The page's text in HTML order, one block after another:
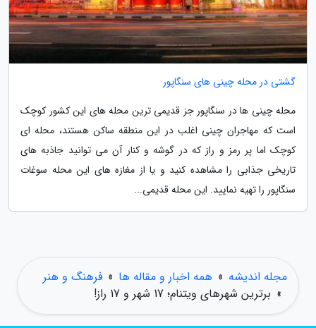
گشتی در محله چینی های سنگاپور
محله چینی ها در سنگاپور جز قدیمی ترین محله های این کشور کوچک
است که مهاجران چینی اغلب در این منطقه ساکن هستند، محله ای
کوچک اما پر رمز و راز که در گوشه و کنار آن می توانید جاذبه های
تاریخی جذابی را مشاهده کنید و یا از مغازه های این محله سوغات
سنگاپور را تهیه نمایید. این محله قدیمی...
مجله اندیشه » همه اخبار و مقاله ها » فرهنگ و هنر
» برترین شهرهای ویتنام؛ 17 شهر و 17 راز!